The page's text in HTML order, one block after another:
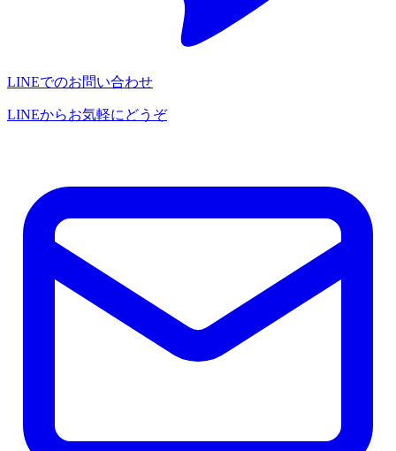
LINEでのお問い合わせ
LINEからお気軽にどうぞ